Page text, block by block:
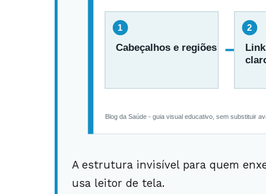
A estrutura invisível para quem
usa leitor de tela.